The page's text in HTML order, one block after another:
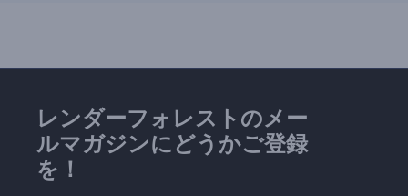
レンダーフォレストのメー
ルマガジンにどうかご登録
を！